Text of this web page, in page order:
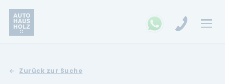
Zurück zur Suche